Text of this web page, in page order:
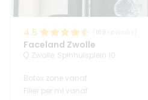
4.5
Faceland Zwolle
Zwolle, Spinhuisplein 10
Botox zone vanaf
Filler per ml vanaf